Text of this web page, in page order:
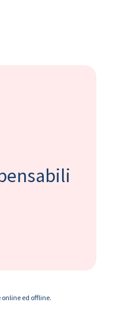
ed offline.